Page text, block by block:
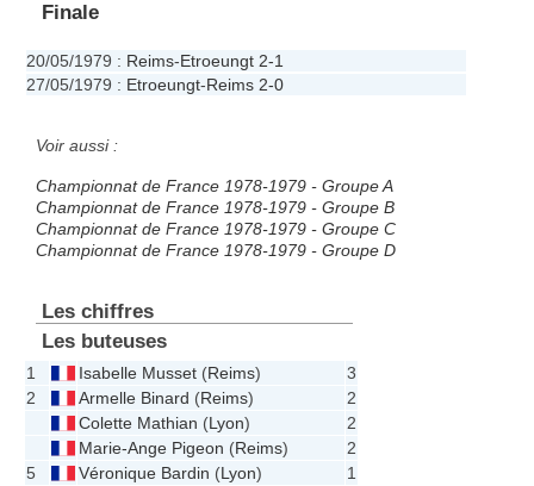
Finale
20/05/1979 : Reims-Etroeungt 2-1
27/05/1979 : Etroeungt-Reims 2-0
Voir aussi :
Championnat de France 1978-1979 - Groupe A
Championnat de France 1978-1979 - Groupe B
Championnat de France 1978-1979 - Groupe C
Championnat de France 1978-1979 - Groupe D
Les chiffres
Les buteuses
1 Isabelle Musset (Reims)
3
2
Armelle Binard (Reims)
2
Colette Mathian (Lyon)
2
Marie-Ange Pigeon (Reims)
2
5
Véronique Bardin (Lyon)
1